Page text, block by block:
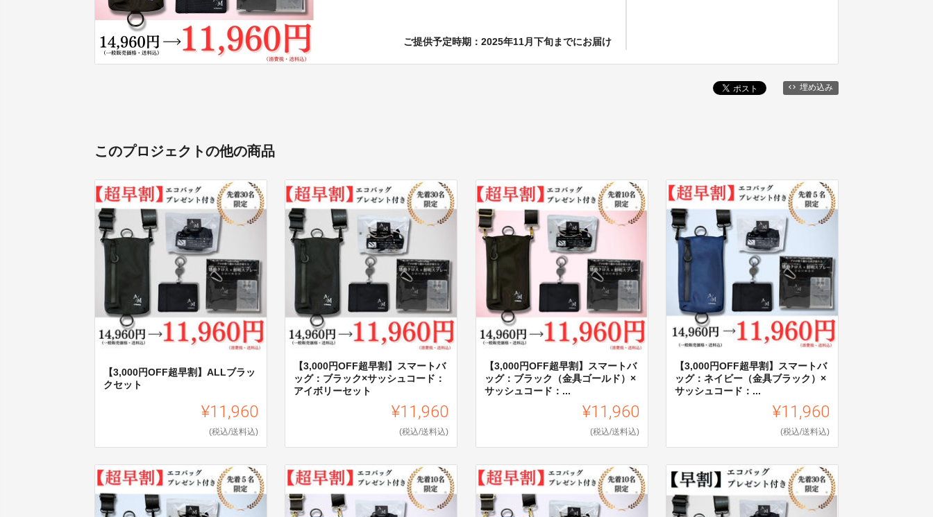
ご提供予定時期：2025年11月下旬までにお届け
埋め込み
このプロジェクトの他の商品
【3,000円OFF超早割】ALLブラッ
クセット
¥11,960
(税込/送料込)
【3,000円OFF超早割】スマートバ
ッグ：ブラック×サッシュコード：
アイボリーセット
¥11,960
(税込/送料込)
【3,000円OFF超早割】スマートバ
ッグ：ブラック（金具ゴールド）×
サッシュコード：...
¥11,960
(税込/送料込)
【3,000円OFF超早割】スマートバ
ッグ：ネイビー（金具ブラック）×
サッシュコード：...
¥11,960
(税込/送料込)